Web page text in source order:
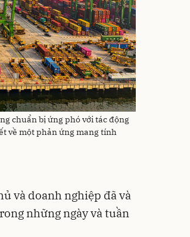
chuẩn bị ứng phó với tác động
về một phản ứng mang tính
và doanh nghiệp đã và
những ngày và tuần